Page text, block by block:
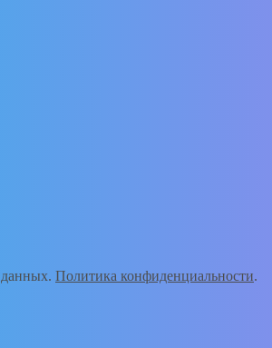
Политика конфиденциальности.